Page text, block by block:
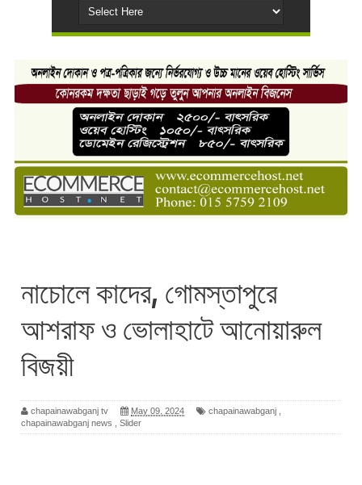
নাচোলে কাদের, গোমস্তাপুরে
আশরাফ ও ভোলাহাটে আনোয়ারুল
বিজয়ী
chapainawabganj tv May 09, 2024 chapainawabganj
chapainawabganj news
Slider